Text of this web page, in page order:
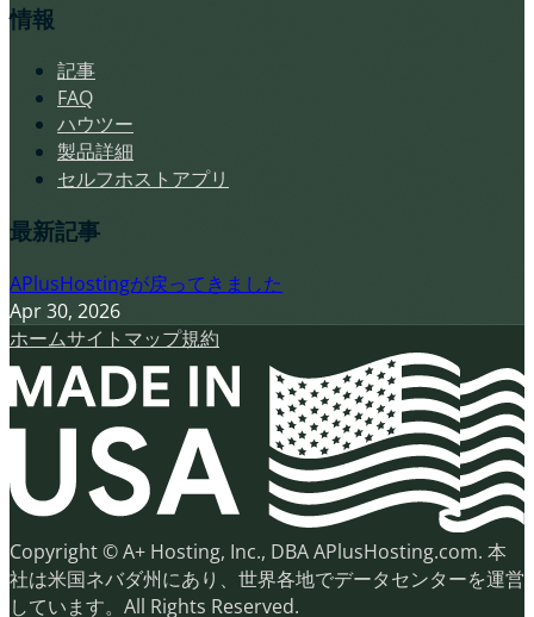
情報
記事
FAQ
ハウツー
製品詳細
セルフホストアプリ
最新記事
APlusHostingが戻ってきました
Apr 30, 2026
ホームサイトマップ規約
Copyright © A+ Hosting, Inc., DBA APlusHosting.com. 本
社は米国ネバダ州にあり、世界各地でデータセンターを運営
しています。All Rights Reserved.